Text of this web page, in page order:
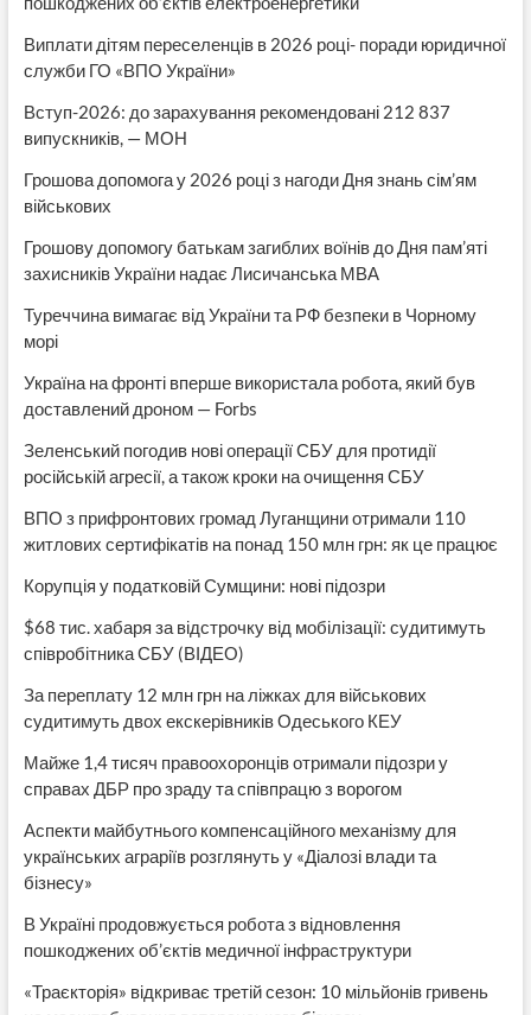
Виплати дітям переселенців в 2026 році- поради юридичної
служби ГО «ВПО України»
Вступ-2026: до зарахування рекомендовані 212 837
випускників, — МОН
Грошова допомога у 2026 році з нагоди Дня знань сім’ям
військових
Грошову допомогу батькам загиблих воїнів до Дня пам’яті
захисників України надає Лисичанська МВА
Туреччина вимагає від України та РФ безпеки в Чорному
морі
Україна на фронті вперше використала робота, який був
доставлений дроном — Forbs
Зеленський погодив нові операції СБУ для протидії
російській агресії, а також кроки на очищення СБУ
ВПО з прифронтових громад Луганщини отримали 110
житлових сертифікатів на понад 150 млн грн: як це працює
Корупція у податковій Сумщини: нові підозри
$68 тис. хабаря за відстрочку від мобілізації: судитимуть
співробітника СБУ (ВІДЕО)
За переплату 12 млн грн на ліжках для військових
судитимуть двох екскерівників Одеського КЕУ
Майже 1,4 тисяч правоохоронців отримали підозри у
справах ДБР про зраду та співпрацю з ворогом
Аспекти майбутнього компенсаційного механізму для
українських аграріїв розглянуть у «Діалозі влади та
бізнесу»
В Україні продовжується робота з відновлення
пошкоджених об’єктів медичної інфраструктури
«Траєкторія» відкриває третій сезон: 10 мільйонів гривень